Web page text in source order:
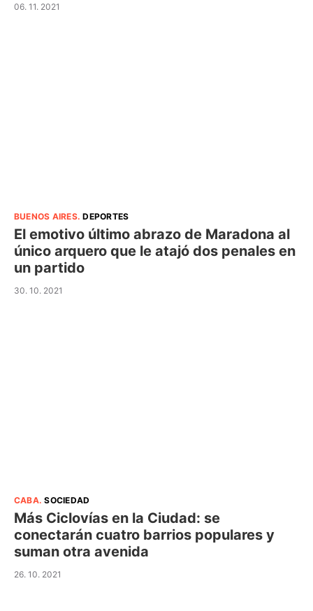
06. 11. 2021
BUENOS AIRES.DEPORTES
El emotivo último abrazo de Maradona al
único arquero que le atajó dos penales en
un partido
30. 10. 2021
CABA.SOCIEDAD
Más Ciclovías en la Ciudad: se
conectarán cuatro barrios populares y
suman otra avenida
26. 10. 2021